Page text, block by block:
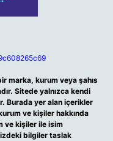
marka, kurum veya şahıs
Sitede yalnızca kendi
Burada yer alan içerikler
ve kişiler hakkında
ve kişiler ile isim
bilgiler taslak